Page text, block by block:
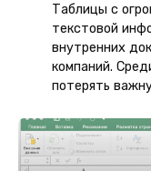
Таблицы с
текстовой
внутренних
компаний.
потерять